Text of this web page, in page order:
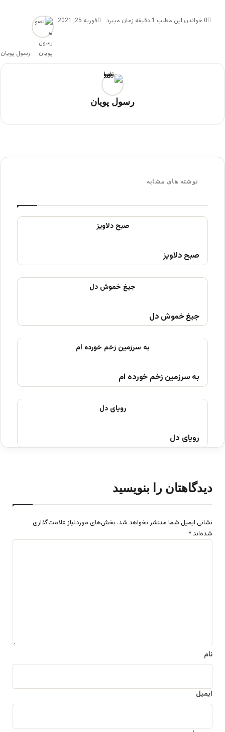
رسول پویان
فوریه 25, 2021 0 خواندن این مطلب 1 دقیقه زمان میبرد
رسول پویان
نوشته های مشابه
صبح دلاویز
جیغ خموش دل
به سرزمین زخم خورده ام
رویای دل
دیدگاهتان را بنویسید
نشانی ایمیل شما منتشر نخواهد شد. بخش‌های موردنیاز علامت‌گذاری
شده‌اند *
نام
ایمیل